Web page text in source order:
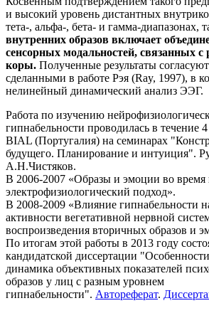
и высокий уровень дистантных
тета-, альфа-, бета- и гамма-диапазонах,
внутренних образов включает
сенсорных модальностей, связанных
коры. Полученные результаты
сделанными в работе Рэя (Ray, 1997), в
нелинейный динамический анализ ЭЭГ.
Работа по изучению
гипнабельности проводилась в течение
BIAL (Португалия) на семинарах
будущего. Планирование и интуиция".
А.Н.Чистяков.
В 2006-2007 «Образы и эмоции во время
электрофизиологический подход».
В 2008-2009 «Влияние гипнабельности
активности вегетативной нервной
воспроизведения вторичных образов и
По итогам этой работы в 2013 году
кандидатской диссертации
динамика объективных показателей
образов у лиц с разным уровнем
гипнабельности". Автореферат.